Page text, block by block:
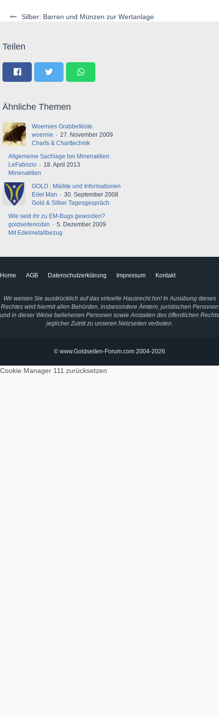
Silber: Barren und Münzen zur Wertanlage
Teilen
Ähnliche Themen
Woernies Grabbelkiste.
woernie
27. November 2009
Charts & Charttechnik
Allgemeine Sachlage bei Minenaktien
LeFabrizio
18. April 2013
Minenaktien
GOLD : Märkte und Informationen
Edel Man
30. September 2008
Gold & Silber Tagesgespräch
Wie seid ihr zu EM-Bugs geworden?
goldseitenrobin
5. Dezember 2009
Mit Edelmetallbezug
Home AGB Datenschutzerklärung Impressum Kontakt
Wir weisen Sie ausdrücklich auf das virtuelle Hausrecht hin! In Ausübung dieses
Rechtes wird hiermit allen Behörden, insbesondere Ämtern, juristischen Personen
und in dieser Weise beliehenen Personen sowie Anstalten des öffentlichen Rechts
jeglicher Zutritt zu unseren Netzseiten verboten.
© www.Goldseiten-Forum.com 2004-2026
Cookie Manager 111 zurücksetzen